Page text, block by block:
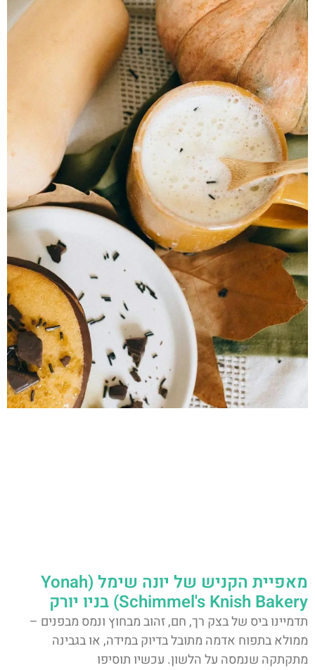
מאפיית הקניש של יונה שימל (Yonah
Schimmel's Knish Bakery) בניו יורק
תדמיינו ביס של בצק רך, חם, זהוב מבחוץ ונמס מבפנים –
ממולא בתפוח אדמה מתובל בדיוק במידה, או בגבינה
מתקתקה שנמסה על הלשון. עכשיו תוסיפו